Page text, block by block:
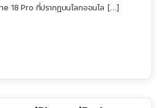
18 Pro ที่ปรากฏบนโลกออนไล […]